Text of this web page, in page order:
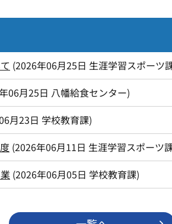
(2026年06月25日 生涯学習スポーツ
06月25日 八幡給食センター)
月23日 学校教育課)
(2026年06月11日 生涯学習スポーツ
(2026年06月05日 学校教育課)